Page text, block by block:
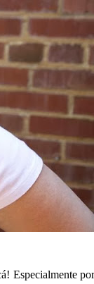
Especialmente